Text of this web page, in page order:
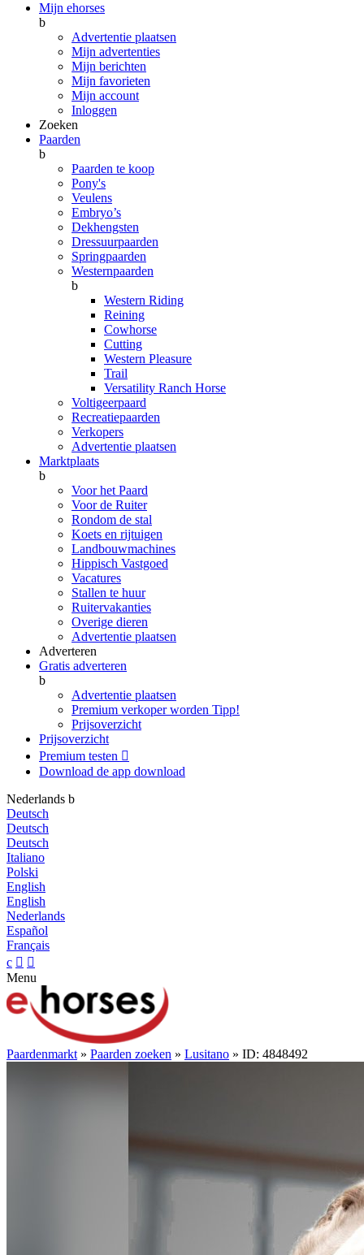
Mijn ehorses
b
Advertentie plaatsen
Mijn advertenties
Mijn berichten
Mijn favorieten
Mijn account
Inloggen
Zoeken
Paarden
b
Paarden te koop
Pony's
Veulens
Embryo’s
Dekhengsten
Dressuurpaarden
Springpaarden
Westernpaarden
b
Western Riding
Reining
Cowhorse
Cutting
Western Pleasure
Trail
Versatility Ranch Horse
Voltigeerpaard
Recreatiepaarden
Verkopers
Advertentie plaatsen
Marktplaats
b
Voor het Paard
Voor de Ruiter
Rondom de stal
Koets en rijtuigen
Landbouwmachines
Hippisch Vastgoed
Vacatures
Stallen te huur
Ruitervakanties
Overige dieren
Advertentie plaatsen
Adverteren
Gratis adverteren
b
Advertentie plaatsen
Premium verkoper worden Tipp!
Prijsoverzicht
Prijsoverzicht
Premium testen 
Download de app download
Nederlands b
Deutsch
Deutsch
Deutsch
Italiano
Polski
English
English
Nederlands
Español
Français
c  
Menu
Paardenmarkt » Paarden zoeken » Lusitano » ID: 4848492